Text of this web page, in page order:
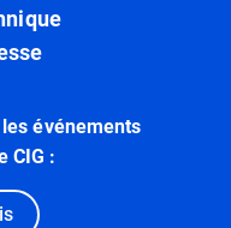
événements
CIG :